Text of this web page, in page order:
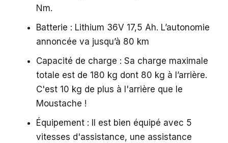
Nm.
Batterie : Lithium 36V 17,5 Ah. L’autonomie
annoncée va jusqu’à 80 km
Capacité de charge : Sa charge maximale
totale est de 180 kg dont 80 kg à l’arrière.
C'est 10 kg de plus à l'arrière que le
Moustache !
Équipement : Il est bien équipé avec 5
vitesses d'assistance, une assistance